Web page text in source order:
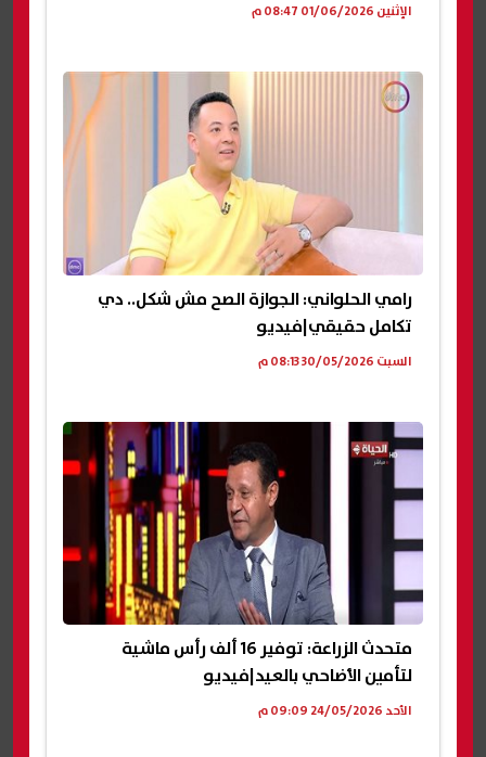
الإثنين 01/06/2026 08:47 م
رامي الحلواني: الجوازة الصح مش شكل.. دي
تكامل حقيقي|فيديو
السبت 30/05/2026 08:13 م
متحدث الزراعة: توفير 16 ألف رأس ماشية
لتأمين الأضاحي بالعيد|فيديو
الأحد 24/05/2026 09:09 م